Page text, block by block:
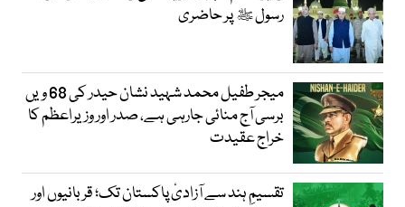
رسول ﷺ پر حاضری
میجر طفیل محمد شہید نشان حیدر کی 68 ویں
برسی آج منائی جارہی ہے، صدر اور وزیراعظم کا
خراج عقیدت
تقسیمِ ہند سے آزادیٔ پاکستان تک؛ قربانیوں اور